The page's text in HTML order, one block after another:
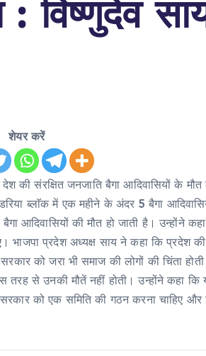
विष्णुदेव
शेयर करें
की संरक्षित जनजाति बैगा आदिवासियों के
ब्लाॅक में एक महीने के अंदर 5 बैगा
आदिवासियों की मौत हो जाती है। उन्होंने
भाजपा प्रदेश अध्यक्ष साय ने कहा कि प्रदेश
को जरा भी समाज की लोगों की चिंता होती
तरह से उनकी मौतें नहीं होती। उन्होंने कहा कि
को एक समिति की गठन करना चाहिए और